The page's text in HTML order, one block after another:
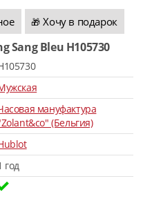
🎁 Хочу в подарок
Sang Bleu H105730
мануфактура
(Бельгия)
год